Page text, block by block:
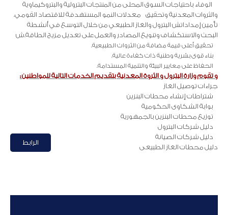
الوفاء باحتياجات السوق المحلى من المنتجات البترولية والبتروكيماوية
والثروات المعدنية وتحقيق
معدلات النمو المستهدفة للاقتصاد القومي.
تأمين إمداداتش البترول والغاز الطبيعي من خلال التوسع في أنشطة
البحث والاستكشاف وتنويع المصادر والعمل على تعديل مزيج الطاقة.ش
تحقيق أعلى قيمة مضافة من الثروات الطبيعية.
بناء قوى بشرية وطنية ذات كفاءة عالية.
الحفاظ على معايير البيئة والتنمية المستدامة.
و تقوم وزارة البترول و الثروة المعدنية بتقديم الخدمات التالية للمواطنين :
جراءات توصيل الغاز
شتراطات إنشاء محطات البنزين
بوابة الشكاوى الحكومية
توزيع محطات البنزين بالجمهورية
دليل شركات البترول
دليل شركات الصيانة
دليل محطات الغاز الطبيعى
الرابط